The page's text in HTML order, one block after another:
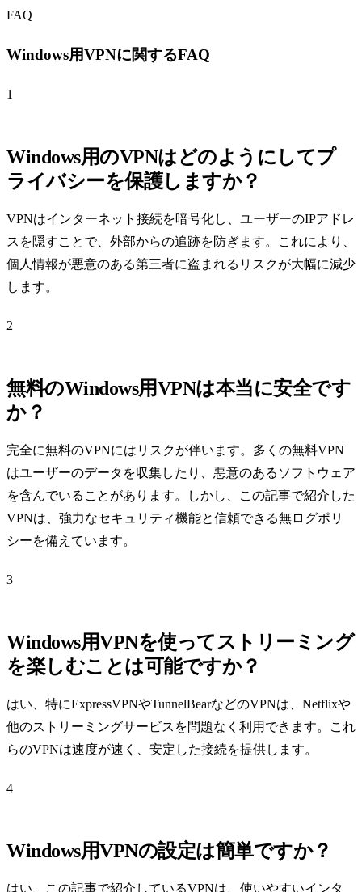
FAQ
Windows用VPNに関するFAQ
1
Windows用のVPNはどのようにしてプ
ライバシーを保護しますか？
VPNはインターネット接続を暗号化し、ユーザーのIPアドレ
スを隠すことで、外部からの追跡を防ぎます。これにより、
個人情報が悪意のある第三者に盗まれるリスクが大幅に減少
します。
2
無料のWindows用VPNは本当に安全です
か？
完全に無料のVPNにはリスクが伴います。多くの無料VPN
はユーザーのデータを収集したり、悪意のあるソフトウェア
を含んでいることがあります。しかし、この記事で紹介した
VPNは、強力なセキュリティ機能と信頼できる無ログポリ
シーを備えています。
3
Windows用VPNを使ってストリーミング
を楽しむことは可能ですか？
はい、特にExpressVPNやTunnelBearなどのVPNは、Netflixや
他のストリーミングサービスを問題なく利用できます。これ
らのVPNは速度が速く、安定した接続を提供します。
4
Windows用VPNの設定は簡単ですか？
はい、この記事で紹介しているVPNは、使いやすいインタ